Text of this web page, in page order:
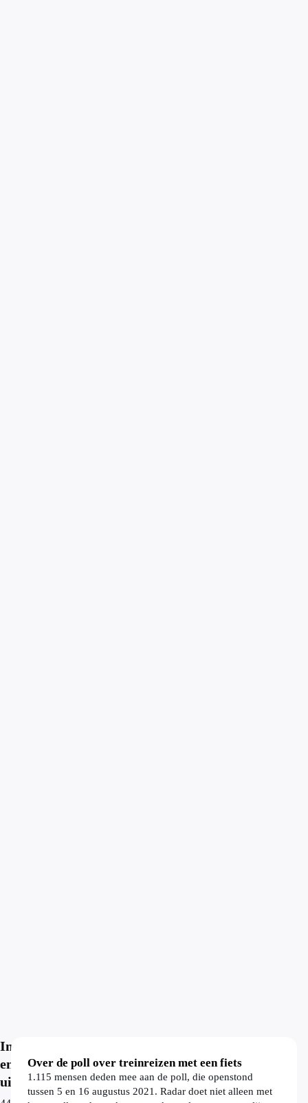
In
en
uit
Over de poll over treinreizen met een fiets
1.115 mensen deden mee aan de poll, die openstond
tussen 5 en 16 augustus 2021. Radar doet niet alleen met